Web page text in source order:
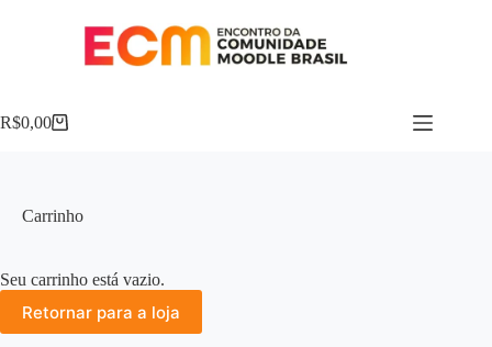
R$0,00
Carrinho
Seu carrinho está vazio.
Retornar para a loja